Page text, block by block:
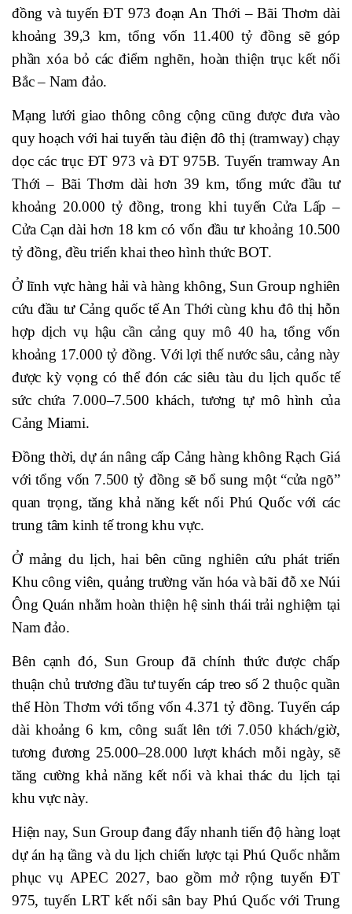
đồng và tuyến ĐT 973 đoạn An Thới – Bãi Thơm dài
khoảng 39,3 km, tổng vốn 11.400 tỷ đồng sẽ góp
phần xóa bỏ các điểm nghẽn, hoàn thiện trục kết nối
Bắc – Nam đảo.
Mạng lưới giao thông công cộng cũng được đưa vào
quy hoạch với hai tuyến tàu điện đô thị (tramway) chạy
dọc các trục ĐT 973 và ĐT 975B. Tuyến tramway An
Thới – Bãi Thơm dài hơn 39 km, tổng mức đầu tư
khoảng 20.000 tỷ đồng, trong khi tuyến Cửa Lấp –
Cửa Cạn dài hơn 18 km có vốn đầu tư khoảng 10.500
tỷ đồng, đều triển khai theo hình thức BOT.
Ở lĩnh vực hàng hải và hàng không, Sun Group nghiên
cứu đầu tư Cảng quốc tế An Thới cùng khu đô thị hỗn
hợp dịch vụ hậu cần cảng quy mô 40 ha, tổng vốn
khoảng 17.000 tỷ đồng. Với lợi thế nước sâu, cảng này
được kỳ vọng có thể đón các siêu tàu du lịch quốc tế
sức chứa 7.000–7.500 khách, tương tự mô hình của
Cảng Miami.
Đồng thời, dự án nâng cấp Cảng hàng không Rạch Giá
với tổng vốn 7.500 tỷ đồng sẽ bổ sung một “cửa ngõ”
quan trọng, tăng khả năng kết nối Phú Quốc với các
trung tâm kinh tế trong khu vực.
Ở mảng du lịch, hai bên cũng nghiên cứu phát triển
Khu công viên, quảng trường văn hóa và bãi đỗ xe Núi
Ông Quán nhằm hoàn thiện hệ sinh thái trải nghiệm tại
Nam đảo.
Bên cạnh đó, Sun Group đã chính thức được chấp
thuận chủ trương đầu tư tuyến cáp treo số 2 thuộc quần
thể Hòn Thơm với tổng vốn 4.371 tỷ đồng. Tuyến cáp
dài khoảng 6 km, công suất lên tới 7.050 khách/giờ,
tương đương 25.000–28.000 lượt khách mỗi ngày, sẽ
tăng cường khả năng kết nối và khai thác du lịch tại
khu vực này.
Hiện nay, Sun Group đang đẩy nhanh tiến độ hàng loạt
dự án hạ tầng và du lịch chiến lược tại Phú Quốc nhằm
phục vụ APEC 2027, bao gồm mở rộng tuyến ĐT
975, tuyến LRT kết nối sân bay Phú Quốc với Trung